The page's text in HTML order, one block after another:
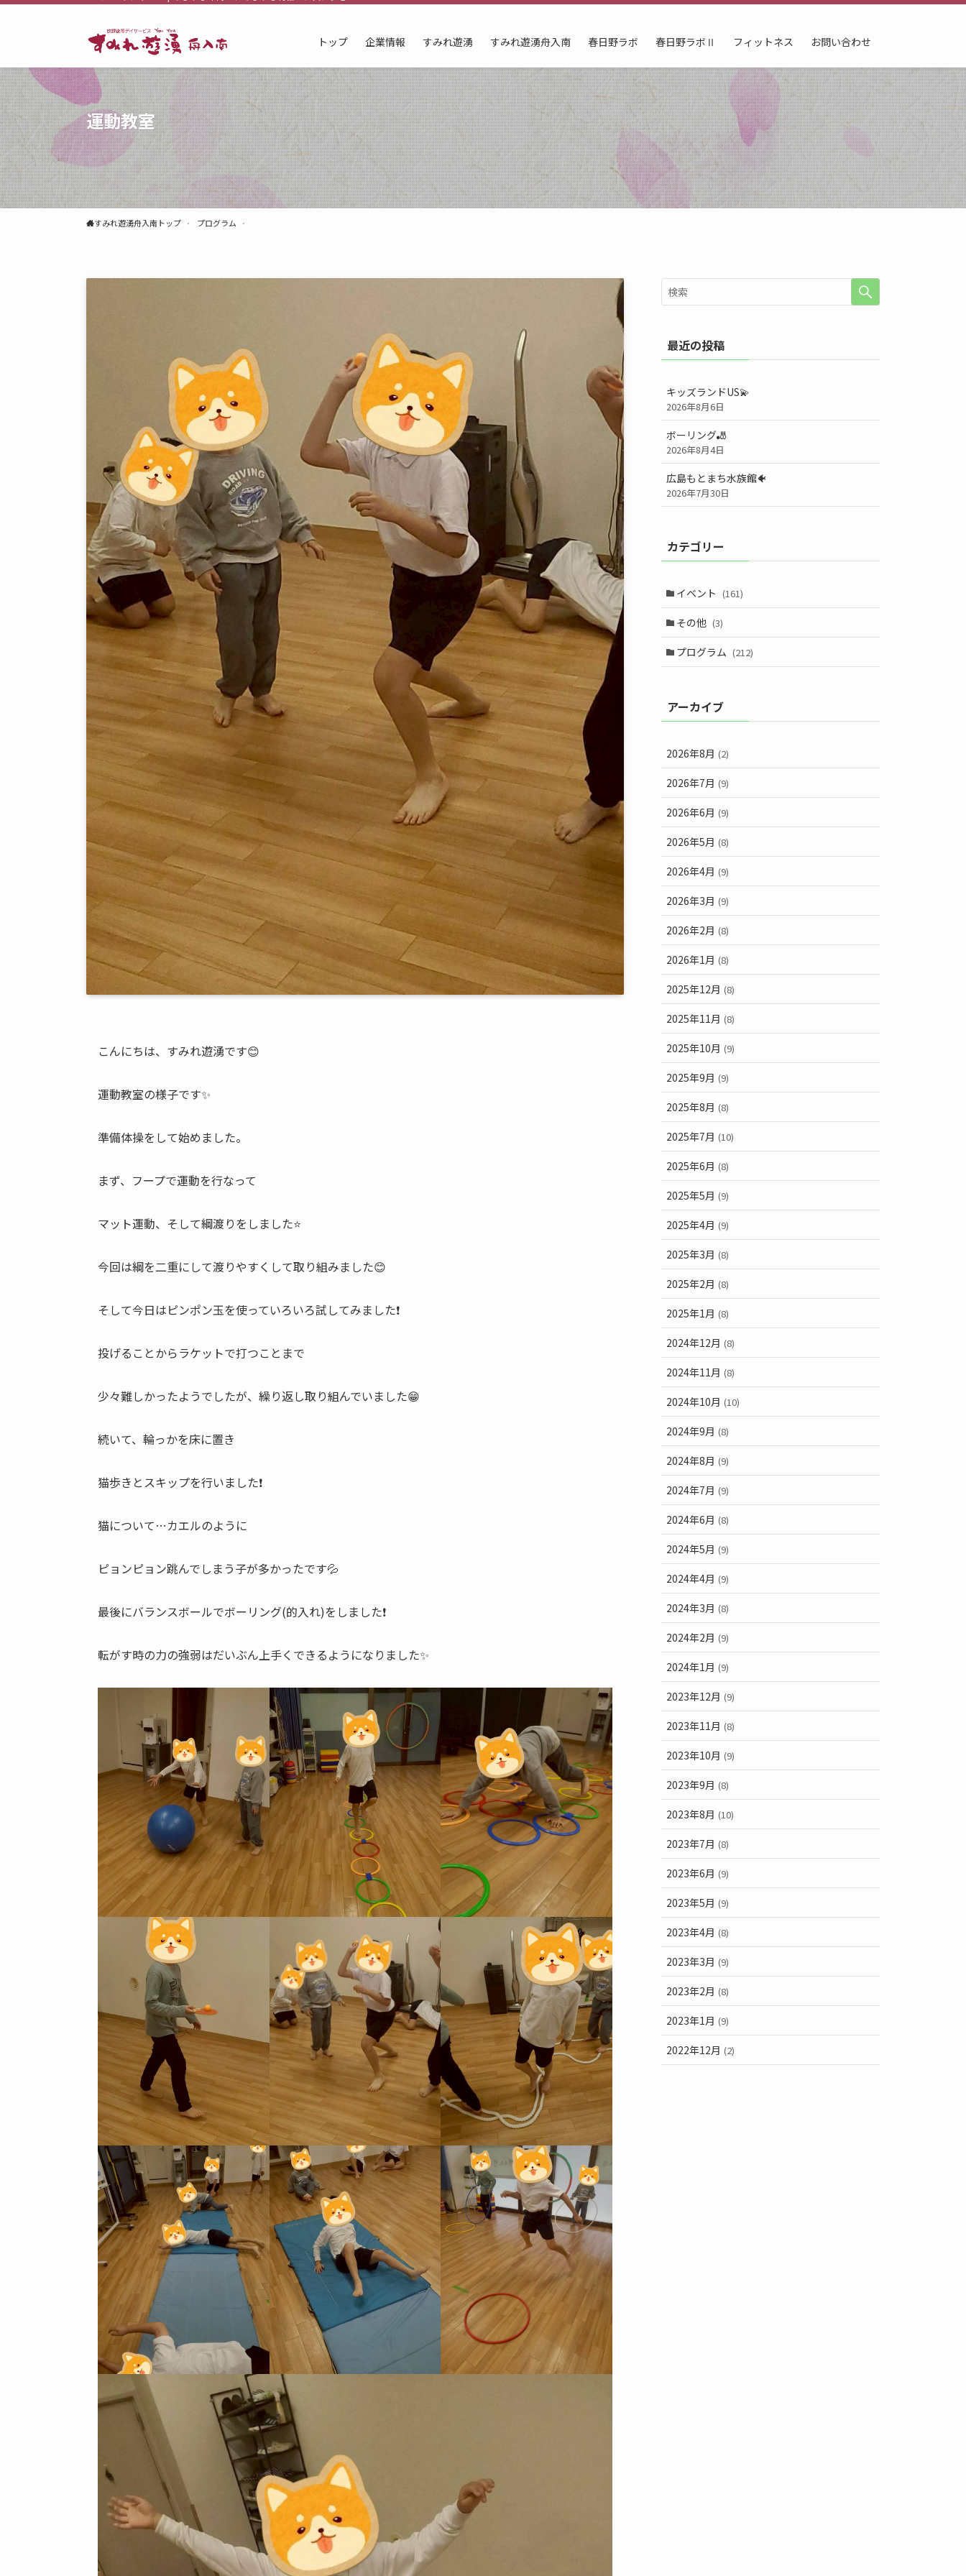
トップ 企業情報 すみれ遊湧 すみれ遊湧舟入南 春日野ラボ 春日野ラボⅡ フィットネス お問い合わせ
運動教室
すみれ遊湧舟入南トップ プログラム
こんにちは、すみれ遊湧です😊
運動教室の様子です✨
準備体操をして始めました。
まず、フープで運動を行なって
マット運動、そして綱渡りをしました⭐
今回は綱を二重にして渡りやすくして取り組みました😊
そして今日はピンポン玉を使っていろいろ試してみました❗
投げることからラケットで打つことまで
少々難しかったようでしたが、繰り返し取り組んでいました😁
続いて、輪っかを床に置き
猫歩きとスキップを行いました❗
猫について…カエルのように
ピョンピョン跳んでしまう子が多かったです💦
最後にバランスボールでボーリング(的入れ)をしました❗
転がす時の力の強弱はだいぶん上手くできるようになりました✨
最近の投稿
キッズランドUS💫
2026年8月6日
ボーリング🎳
2026年8月4日
広島もとまち水族館🐠
2026年7月30日
カテゴリー
イベント (161)
その他 (3)
プログラム (212)
アーカイブ
2026年8月 (2)
2026年7月 (9)
2026年6月 (9)
2026年5月 (8)
2026年4月 (9)
2026年3月 (9)
2026年2月 (8)
2026年1月 (8)
2025年12月 (8)
2025年11月 (8)
2025年10月 (9)
2025年9月 (9)
2025年8月 (8)
2025年7月 (10)
2025年6月 (8)
2025年5月 (9)
2025年4月 (9)
2025年3月 (8)
2025年2月 (8)
2025年1月 (8)
2024年12月 (8)
2024年11月 (8)
2024年10月 (10)
2024年9月 (8)
2024年8月 (9)
2024年7月 (9)
2024年6月 (8)
2024年5月 (9)
2024年4月 (9)
2024年3月 (8)
2024年2月 (9)
2024年1月 (9)
2023年12月 (9)
2023年11月 (8)
2023年10月 (9)
2023年9月 (8)
2023年8月 (10)
2023年7月 (8)
2023年6月 (9)
2023年5月 (9)
2023年4月 (8)
2023年3月 (9)
2023年2月 (8)
2023年1月 (9)
2022年12月 (2)